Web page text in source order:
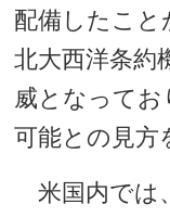
配備したこと
北大西洋条約
威となってお
可能との見方
米国内では